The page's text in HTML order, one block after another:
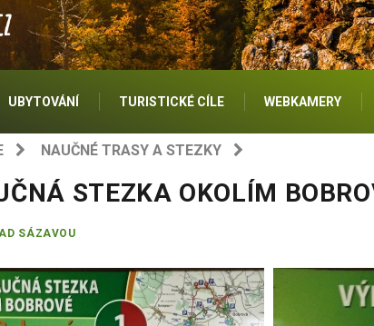
UBYTOVÁNÍ TURISTICKÉ CÍLE WEBKAMERY
NAUČNÉ TRASY A STEZKY
STEZKA OKOLÍM
SÁZAVOU